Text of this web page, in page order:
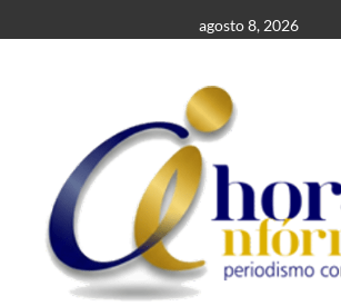
al
agosto 8, 2026